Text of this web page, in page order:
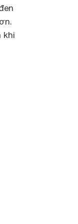
khi